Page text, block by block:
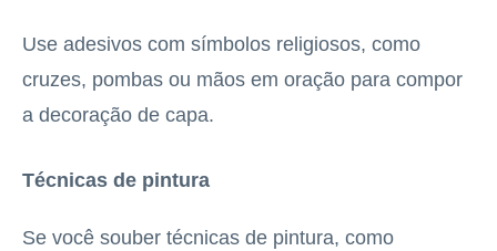
Use adesivos com símbolos religiosos, como
cruzes, pombas ou mãos em oração para compor
a decoração de capa.
Técnicas de pintura
Se você souber técnicas de pintura, como